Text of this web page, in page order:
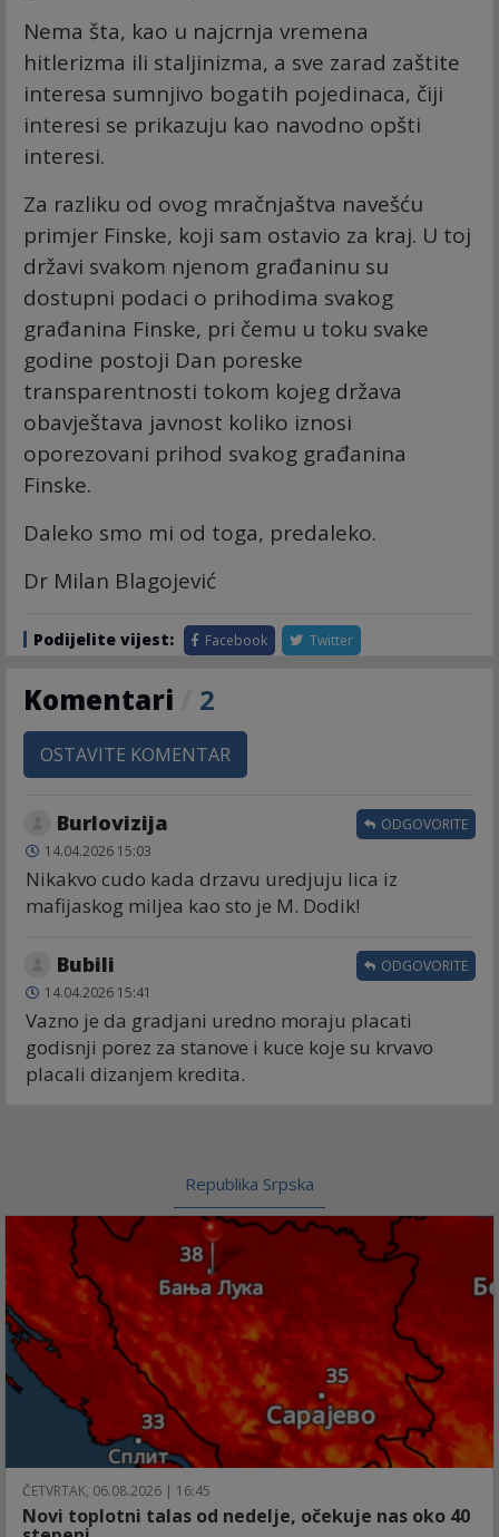
Nema šta, kao u najcrnja vremena
hitlerizma ili staljinizma, a sve zarad zaštite
interesa sumnjivo bogatih pojedinaca, čiji
interesi se prikazuju kao navodno opšti
interesi.
Za razliku od ovog mračnjaštva navešću
primjer Finske, koji sam ostavio za kraj. U toj
državi svakom njenom građaninu su
dostupni podaci o prihodima svakog
građanina Finske, pri čemu u toku svake
godine postoji Dan poreske
transparentnosti tokom kojeg država
obavještava javnost koliko iznosi
oporezovani prihod svakog građanina
Finske.
Daleko smo mi od toga, predaleko.
Dr Milan Blagojević
Podijelite vijest: Facebook Twitter
Komentari 2
OSTAVITE KOMENTAR
Burlovizija
14.04.2026 15:03
Nikakvo cudo kada drzavu uredjuju lica iz
mafijaskog miljea kao sto je M. Dodik!
ODGOVORITE
Bubili
14.04.2026 15:41
Vazno je da gradjani uredno moraju placati
godisnji porez za stanove i kuce koje su krvavo
placali dizanjem kredita.
ODGOVORITE
Republika Srpska
ČETVRTAK, 06.08.2026 | 16:45
Novi toplotni talas od nedelje, očekuje nas oko 40